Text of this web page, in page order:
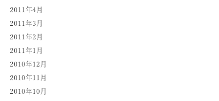
2011年4月
2011年3月
2011年2月
2011年1月
2010年12月
2010年11月
2010年10月